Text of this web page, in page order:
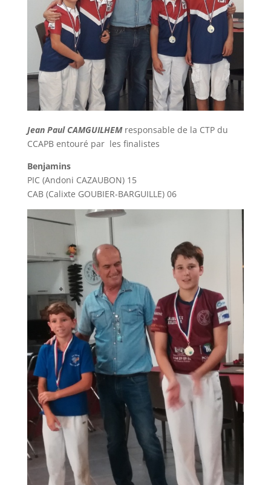
Jean Paul CAMGUILHEMresponsable de la CTP du
CCAPB entouré par les finalistes
Benjamins
PIC (Andoni CAZAUBON) 15
CAB (Calixte GOUBIER-BARGUILLE) 06